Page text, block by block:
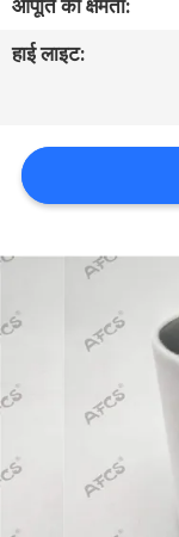
नियंत्रण
संपर्क
करें
समाचार
उद्धरण
मांगें
साइटमैप
आपूर्ति की क्षमता:
हाई लाइट: